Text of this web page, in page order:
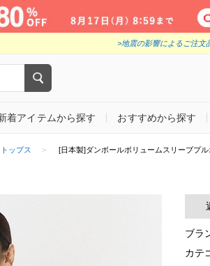
>地震の影響によるご注文
着アイテムから探す おすすめから探す
トップス [日本製]ダンボールボリュームスリーブプル
ブラ
カテ